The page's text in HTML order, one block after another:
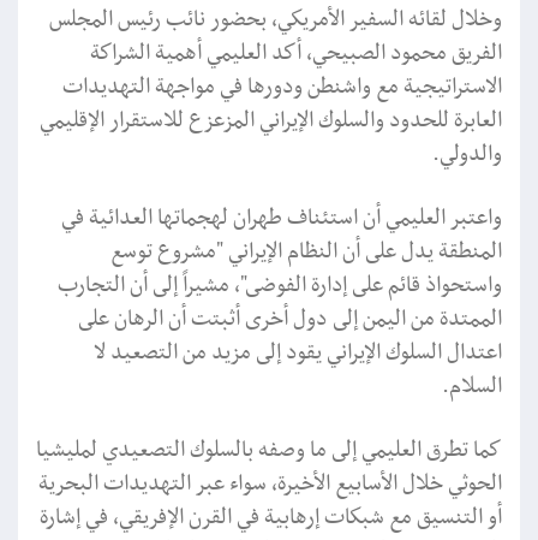
وخلال لقائه السفير الأمريكي، بحضور نائب رئيس المجلس
الفريق محمود الصبيحي، أكد العليمي أهمية الشراكة
الاستراتيجية مع واشنطن ودورها في مواجهة التهديدات
العابرة للحدود والسلوك الإيراني المزعزع للاستقرار الإقليمي
والدولي.
واعتبر العليمي أن استئناف طهران لهجماتها العدائية في
المنطقة يدل على أن النظام الإيراني "مشروع توسع
واستحواذ قائم على إدارة الفوضى"، مشيراً إلى أن التجارب
الممتدة من اليمن إلى دول أخرى أثبتت أن الرهان على
اعتدال السلوك الإيراني يقود إلى مزيد من التصعيد لا
السلام.
كما تطرق العليمي إلى ما وصفه بالسلوك التصعيدي لمليشيا
الحوثي خلال الأسابيع الأخيرة، سواء عبر التهديدات البحرية
أو التنسيق مع شبكات إرهابية في القرن الإفريقي، في إشارة